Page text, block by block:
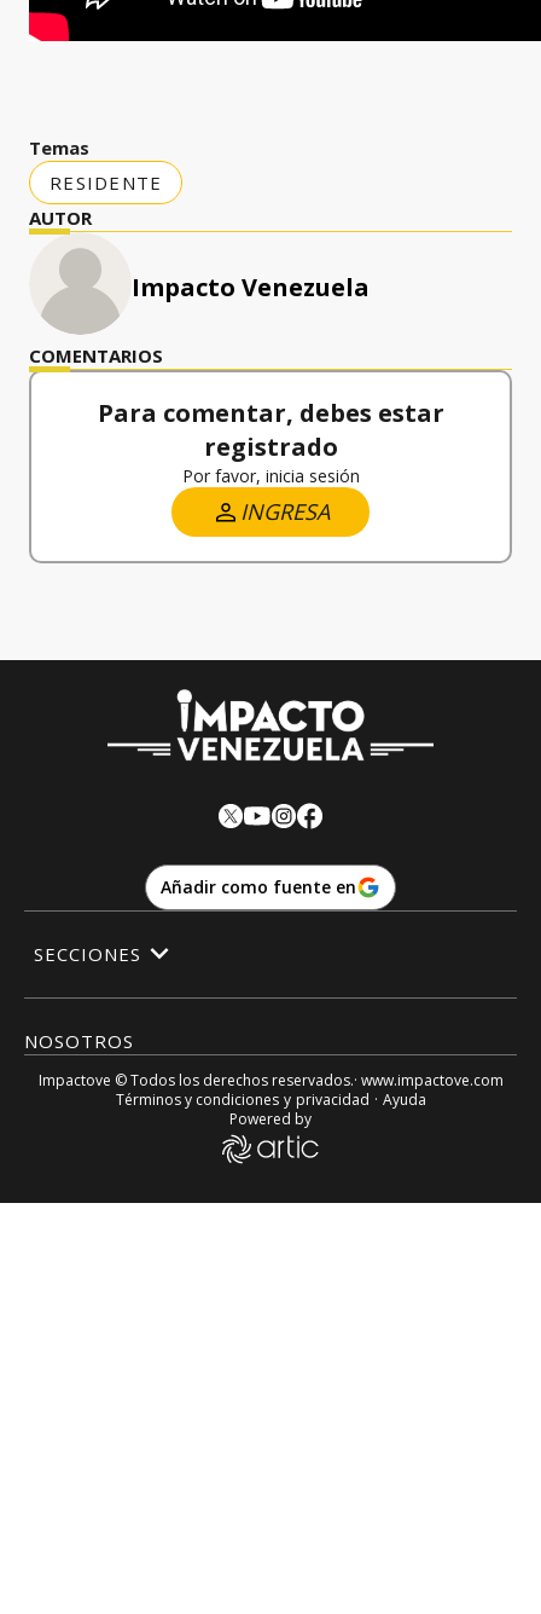
Temas
RESIDENTE
AUTOR
Impacto Venezuela
COMENTARIOS
Para comentar, debes estar
registrado
Por favor, inicia sesión
INGRESA
Añadir como fuente en
NOSOTROS
SECCIONES
Impactove © Todos los derechos reservados.· www.impactove.com
Términos y condiciones y privacidad · Ayuda
Powered by